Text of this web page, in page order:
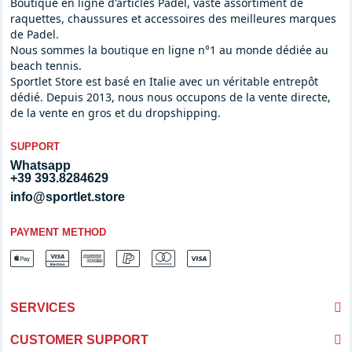
pouvez être sûr que vous trouverez un large choix de raquettes
de padel adaptées à vos capacités. Si vous débutez, optez pour
une raquette avec une flexibilité moyenne, une bonne
puissance et un bon contrôle.
Avancé
déterminants pour améliorer son jeu. La gamme de raquettes
Bullpadel est conçue pour différents niveaux de joueurs. La
catégorie Advanced contient des raquettes équipées des
dernières technologies avec un excellent contrôle, tolérance,
recherche d'une raquette de haut niveau, les raquettes
terrain. Toutes les raquettes Bullpadel se distinguent par leur
raquettes, chaussures et accessoires des meilleures marques
de Padel.
Nous sommes la boutique en ligne n°1 au monde dédiée au
beach tennis.
Sportlet Store est basé en Italie avec un véritable entrepôt
dédié. Depuis 2013, nous nous occupons de la vente directe,
de la vente en gros et du dropshipping.
SUPPORT
Whatsapp
+39 393.8284629
info@sportlet.store
PAYMENT METHOD
SERVICES
CUSTOMER SUPPORT